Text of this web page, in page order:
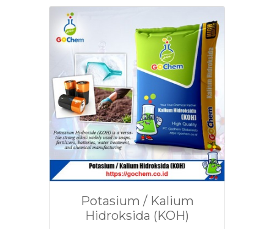
Potasium / Kalium
Hidroksida (KOH)